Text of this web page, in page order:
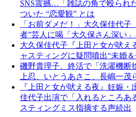
SNS震撼…「雑誌の角で殴られ
ついた “恋愛観” とは
「お前ダメだ！」大久保佳代
者”芸人に喝「大久保さん深い
大久保佳代子『上田と女が吠え
ャスティングに疑問噴出“未婚
磯野貴理子、終活で「洗濯機
上忍、いとうあさこ、長嶋一茂
『上田と女が吠える夜』妊娠・
佳代子出演で「入れるところあ
スティングミス指摘する声続出